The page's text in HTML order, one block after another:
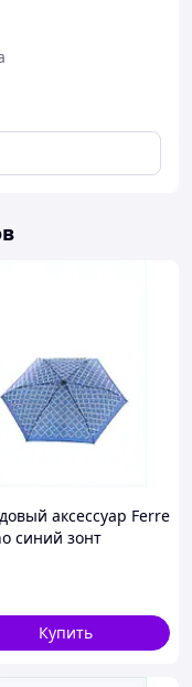
аксессуар Ferre
синий зонт
Купить